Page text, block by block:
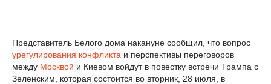
Представитель Белого дома накануне сообщил, что вопрос
урегулирования конфликта и перспективы переговоров
между Москвой и Киевом войдут в повестку встречи Трампа с
Зеленским, которая состоится во вторник, 28 июля, в